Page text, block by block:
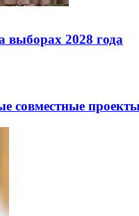
выборах 2028 года